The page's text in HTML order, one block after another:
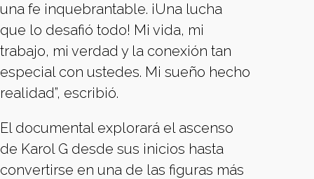
una fe inquebrantable. ¡Una lucha
que lo desafió todo! Mi vida, mi
trabajo, mi verdad y la conexión tan
especial con ustedes. Mi sueño hecho
realidad”, escribió.
El documental explorará el ascenso
de Karol G desde sus inicios hasta
convertirse en una de las figuras más